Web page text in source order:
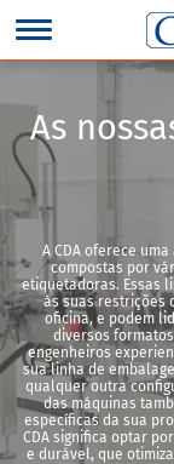
As
A CDA oferece
compostas por
etiquetadoras. Essas
às suas restrições
oficina, e podem
diversos
engenheiros
sua linha de
qualquer outra
das máquinas
específicas da sua
CDA significa optar
e durável, que